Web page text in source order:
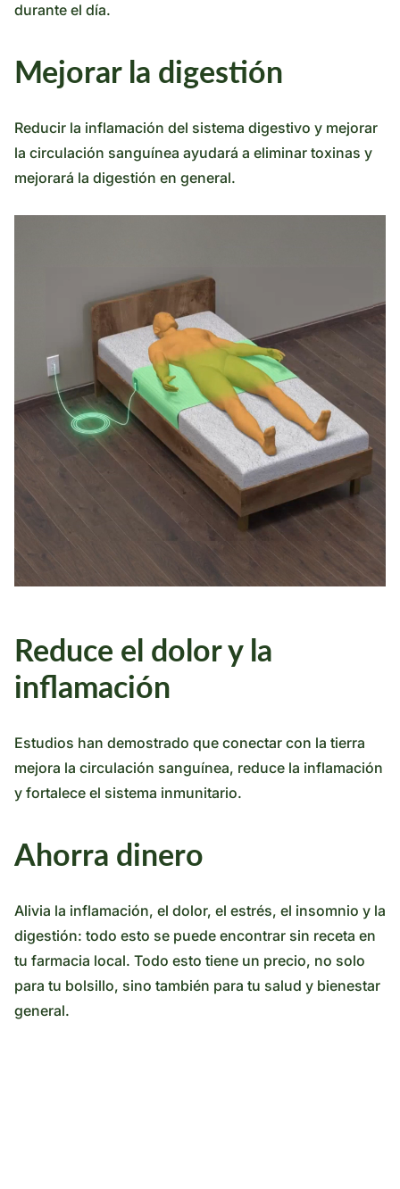
durante el día.
Mejorar la digestión
Reducir la inflamación del sistema digestivo y mejorar
la circulación sanguínea ayudará a eliminar toxinas y
mejorará la digestión en general.
Reduce el dolor y la
inflamación
Estudios han demostrado que conectar con la tierra
mejora la circulación sanguínea, reduce la inflamación
y fortalece el sistema inmunitario.
Ahorra dinero
Alivia la inflamación, el dolor, el estrés, el insomnio y la
digestión: todo esto se puede encontrar sin receta en
tu farmacia local. Todo esto tiene un precio, no solo
para tu bolsillo, sino también para tu salud y bienestar
general.